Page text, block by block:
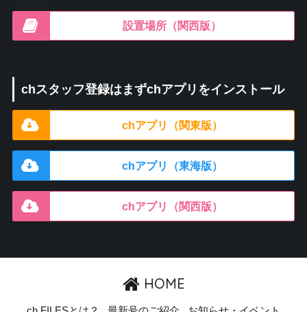
設置場所（関西版）
chスタッフ登録はまずchアプリをインストール
chアプリ（関東版）
chアプリ（東海版）
chアプリ（関西版）
HOME